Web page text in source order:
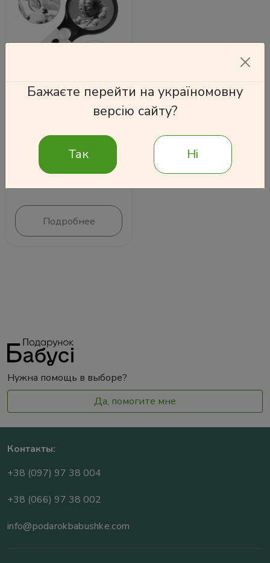
кратным увеличением
280 грн
Подробнее
Нужна помощь в выборе?
Да, помогите мне
Контакты:
+38 (097) 97 38 004
+38 (066) 97 38 002
info@podarokbabushke.com
Бажаєте перейти на україномовну
версію сайту?
Так Ні